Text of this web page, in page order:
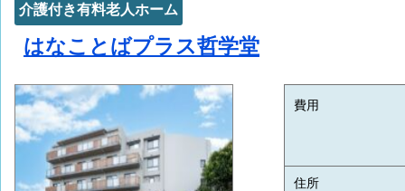
介護付き有料老人ホーム
はなことばプラス哲学堂
費用
住所